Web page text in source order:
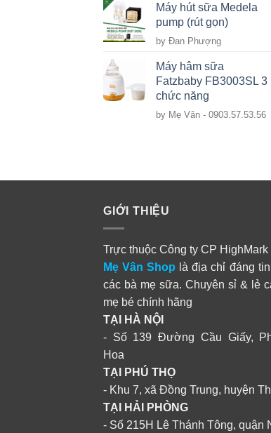
Máy hút sữa Medela
pump (rút gọn)
by Đan Phượng
Máy hâm sữa
Fatzbaby FB3003SL 3
chức năng
by Mẹ Vân - 0903.57.53.56
GIỚI THIỆU
Trực thuộc Công ty CP HighMark
Mẹ Vân Shop là địa chỉ đáng
các bà mẹ sữa. Chuyên sỉ & lẻ
mẹ bé chính hãng
TẠI HÀ NỘI
- Số 139 Đường Cầu Giấy,
Hoa
TẠI PHÚ THỌ
- Khu 7, xã Đồng Trung, huyện
TẠI HẢI PHÒNG
- Số 215H Lê Thánh Tông, quận